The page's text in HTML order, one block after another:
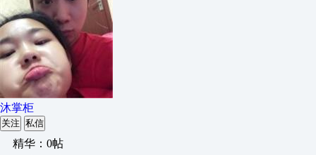
沐掌柜
关注 私信
精华：0帖